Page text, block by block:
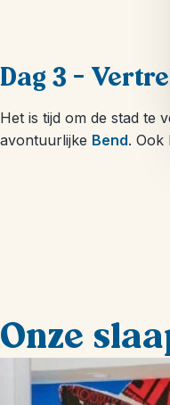
Dag 3 –
Het is tijd om de stad te
avontuurlijke Bend. Ook
Onze